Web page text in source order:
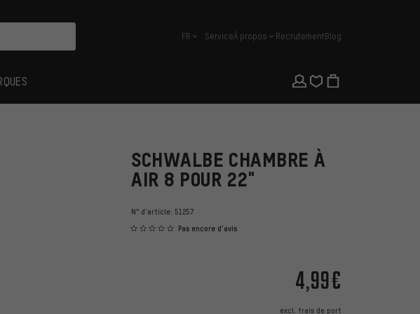
français
FR ServiceÀ propos RecrutementBlog
SCHWALBE CHAMBRE À
AIR 8 POUR 22"
N° d'article: 51257
Pas encore d'avis
4,99€
excl. frais de port